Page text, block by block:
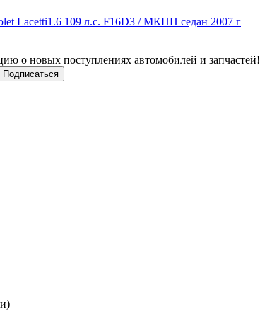
Lacetti1.6 109 л.с. F16D3 / МКПП седан 2007 г
о новых поступлениях автомобилей и запчастей!